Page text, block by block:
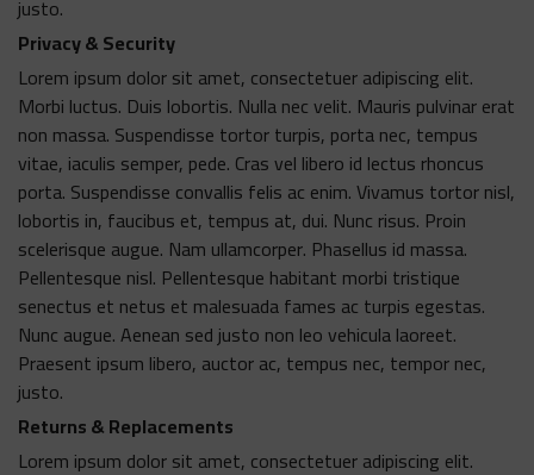
justo.
Privacy & Security
Lorem ipsum dolor sit amet, consectetuer adipiscing elit.
Morbi luctus. Duis lobortis. Nulla nec velit. Mauris pulvinar erat
non massa. Suspendisse tortor turpis, porta nec, tempus
vitae, iaculis semper, pede. Cras vel libero id lectus rhoncus
porta. Suspendisse convallis felis ac enim. Vivamus tortor nisl,
lobortis in, faucibus et, tempus at, dui. Nunc risus. Proin
scelerisque augue. Nam ullamcorper. Phasellus id massa.
Pellentesque nisl. Pellentesque habitant morbi tristique
senectus et netus et malesuada fames ac turpis egestas.
Nunc augue. Aenean sed justo non leo vehicula laoreet.
Praesent ipsum libero, auctor ac, tempus nec, tempor nec,
justo.
Returns & Replacements
Lorem ipsum dolor sit amet, consectetuer adipiscing elit.